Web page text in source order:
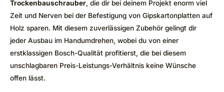
Trockenbauschrauber , die dir bei deinem Projekt enorm viel
Zeit und Nerven bei der Befestigung von Gipskartonplatten auf
Holz sparen. Mit diesem zuverlässigen Zubehör gelingt dir
jeder Ausbau im Handumdrehen, wobei du von einer
erstklassigen Bosch-Qualität profitierst, die bei diesem
unschlagbaren Preis-Leistungs-Verhältnis keine Wünsche
offen lässt.